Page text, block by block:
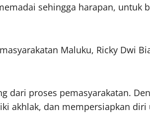
sehingga harapan, untuk
Maluku, Ricky Dwi
dari proses pemasyarakatan.
akhlak, dan mempersiapkan